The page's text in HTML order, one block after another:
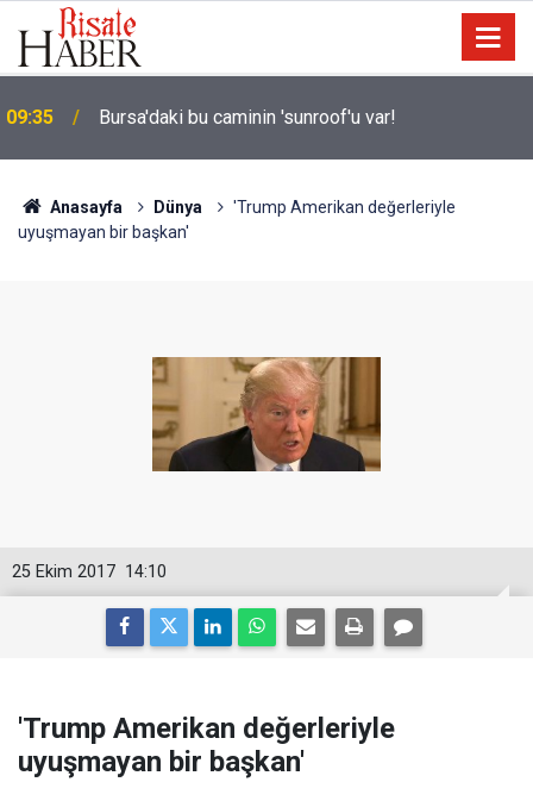
09:35 Bursa'daki bu caminin 'sunroof'u var!
Anasayfa Dünya
'Trump Amerikan değerleriyle
uyuşmayan bir başkan'
14:10
25 Ekim 2017
'Trump Amerikan değerleriyle
uyuşmayan bir başkan'